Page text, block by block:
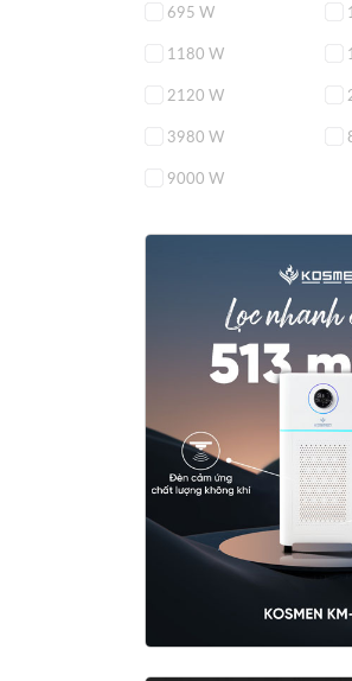
695 W
1180 W
2120 W
3980 W
9000 W